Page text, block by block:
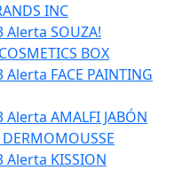
INC
Alerta SOUZA!
BOX
FACE PAINTING
AMALFI JABÓN
Alerta KISSION